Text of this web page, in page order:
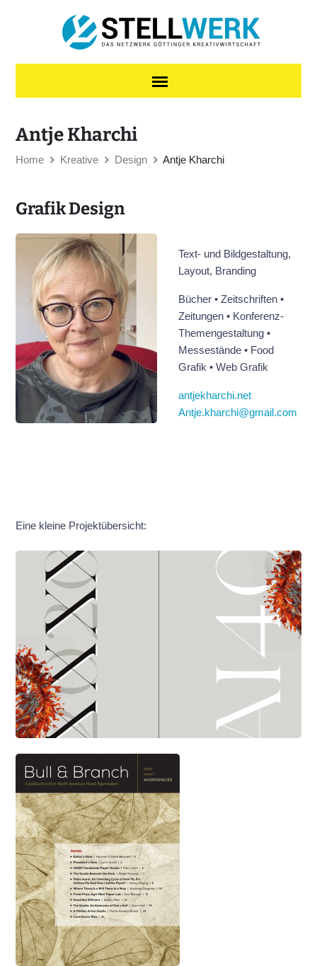
Antje Kharchi
Home Kreative Design Antje Kharchi
Grafik Design
Text- und Bildgestaltung,
Layout, Branding
Bücher • Zeitschriften •
Zeitungen • Konferenz-
Themengestaltung •
Messestände • Food
Grafik • Web Grafik
antjekharchi.net
Antje.kharchi@gmail.com
Eine kleine Projektübersicht: